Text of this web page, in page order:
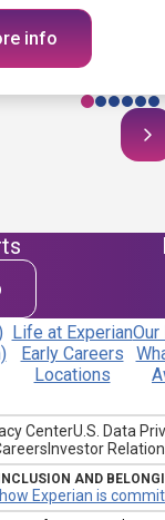
info
Life at Experian
Early Careers
Locations
Our
CenterU.S. Data
Investor
AND
Experian is